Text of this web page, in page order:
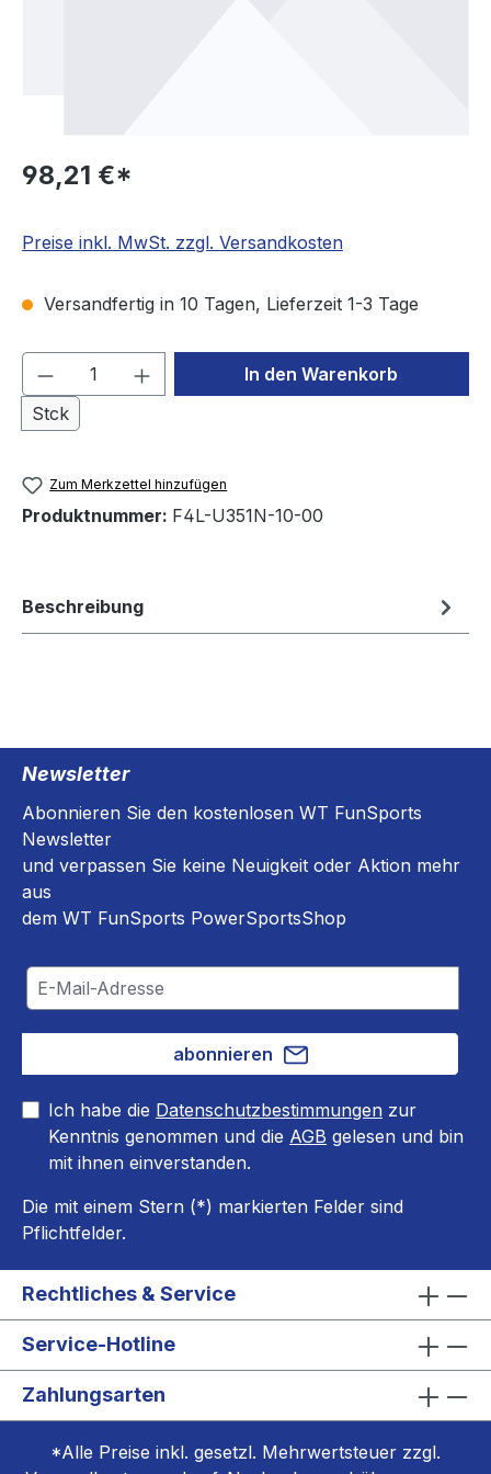
98,21 €*
Preise inkl. MwSt. zzgl. Versandkosten
Versandfertig in 10 Tagen, Lieferzeit 1-3 Tage
Produkt Anzahl: Gib den
Stck
In den Warenkorb
Zum Merkzettel hinzufügen
Produktnummer: F4L-U351N-10-00
Beschreibung
Newsletter
Abonnieren Sie den kostenlosen WT FunSports
Newsletter
und verpassen Sie keine Neuigkeit oder Aktion mehr
aus
dem WT FunSports PowerSportsShop
abonnieren
Ich habe die Datenschutzbestimmungen zur
Kenntnis genommen und die AGB gelesen und bin
mit ihnen einverstanden.
Die mit einem Stern (*) markierten Felder sind
Pflichtfelder.
Rechtliches & Service
Service-Hotline
Zahlungsarten
*Alle Preise inkl. gesetzl. Mehrwertsteuer zzgl.